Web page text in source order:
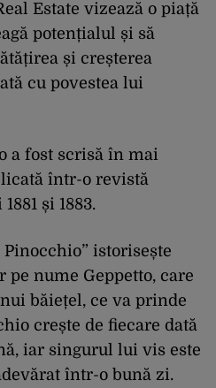
Estate vizează o piață
potențialul și să
și creșterea
cu povestea lui
a fost scrisă în mai
într-o revistă
și 1883.
istorisește
pe nume Geppetto, care
băiețel, ce va prinde
crește de fiecare dată
iar singurul lui vis este
într-o bună zi.